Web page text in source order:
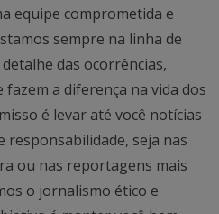
equipe comprometida e
sempre na linha de
das ocorrências,
a diferença na vida dos
é levar até você notícias
responsabilidade, seja nas
ou nas reportagens mais
o jornalismo ético e